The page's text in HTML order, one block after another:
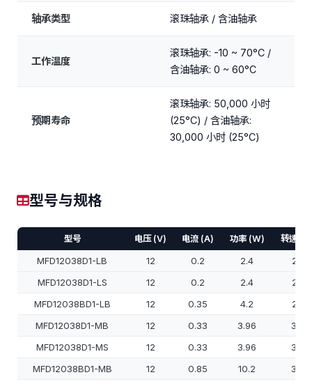
轴承类型 滚珠轴承 / 含油轴承
工作温度
滚珠轴承: -10 ~ 70°C /
含油轴承: 0 ~ 60°C
预期寿命
滚珠轴承: 50,000 小时
(25°C) / 含油轴承:
30,000 小时 (25°C)
型号与规格
型号 电压 (V) 电流 (A) 功率 (W) 转速
MFD12038D1-LB 12 0.2 2.4
MFD12038D1-LS
12 0.2 2.4
MFD12038BD1-LB
12 0.35 4.2
MFD12038D1-MB
12 0.33 3.96
MFD12038D1-MS
12 0.33 3.96
MFD12038BD1-MB
12 0.85 10.2